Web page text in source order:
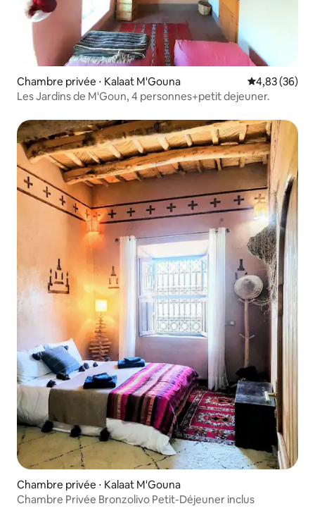
Chambre privée ⋅ Kalaat M'Gouna Évaluation
4,83 (36)
Les Jardins de M'Goun, 4 personnes+petit dejeuner.
Chambre privée ⋅ Kalaat M'Gouna
Chambre Privée Bronzolivo Petit-Déjeuner inclus